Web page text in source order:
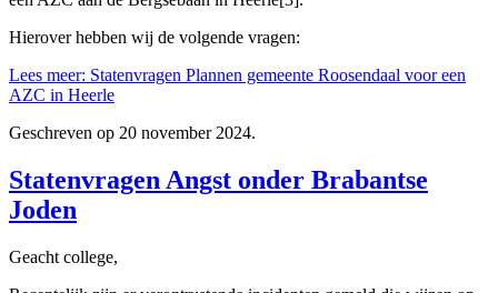
Hierover hebben wij de volgende vragen:
Lees meer: Statenvragen Plannen gemeente Roosendaal voor een
AZC in Heerle
Geschreven op 20 november 2024.
Statenvragen Angst onder Brabantse
Joden
Geacht college,